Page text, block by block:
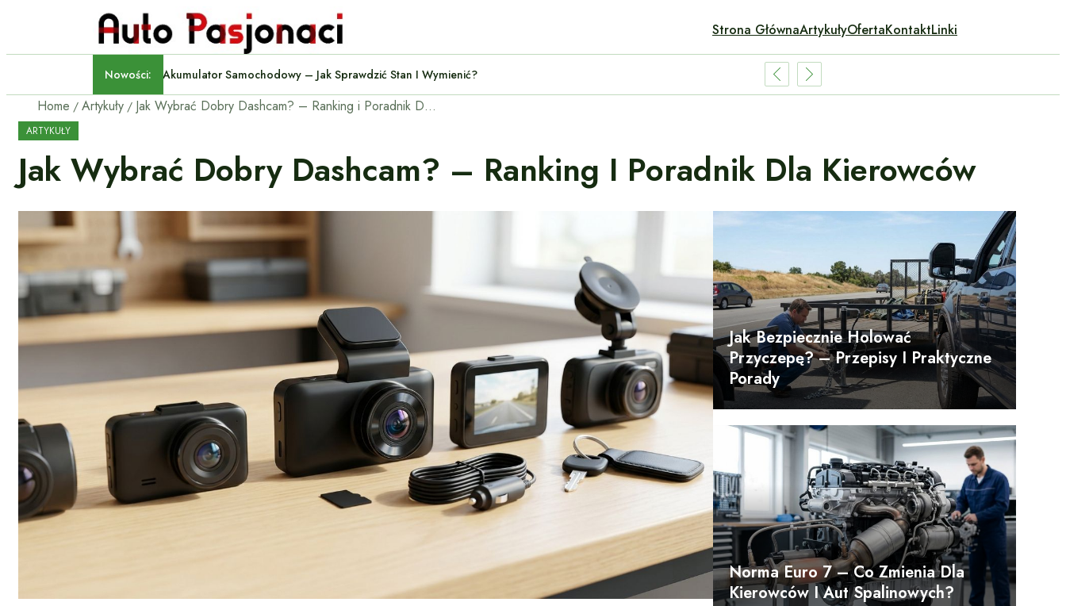
Strona GłównaArtykułyOfertaKontaktLinki
Nowości: Akumulator Samochodowy – Jak Sprawdzić Stan I Wymienić?
Home Artykuły Jak Wybrać Dobry Dashcam? – Ranking i Poradnik Dla Kierowców
ARTYKUŁY
Jak Wybrać Dobry Dashcam? – Ranking I Poradnik Dla Kierowców
Jak Bezpiecznie Holować
Przyczepę? – Przepisy I Praktyczne
Porady
Norma Euro 7 – Co Zmienia Dla
Kierowców I Aut Spalinowych?